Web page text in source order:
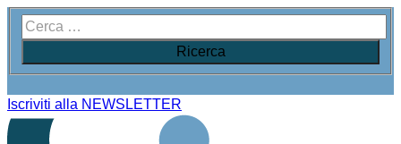
Iscriviti alla NEWSLETTER